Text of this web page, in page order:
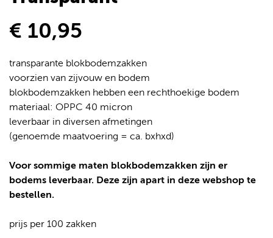
€ 10,95
transparante blokbodemzakken
voorzien van zijvouw en bodem
blokbodemzakken hebben een rechthoekige bodem
materiaal: OPPC 40 micron
leverbaar in diversen afmetingen
(genoemde maatvoering = ca. bxhxd)
Voor sommige maten blokbodemzakken zijn er
bodems leverbaar. Deze zijn apart in deze webshop te
bestellen.
prijs per 100 zakken